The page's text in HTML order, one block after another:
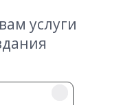
услуги